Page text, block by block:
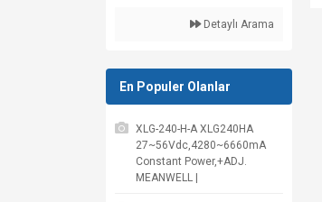
Detaylı Arama
En Populer Olanlar
XLG-240-H-A XLG240HA
27~56Vdc,4280~6660mA
Constant Power,+ADJ.
MEANWELL |